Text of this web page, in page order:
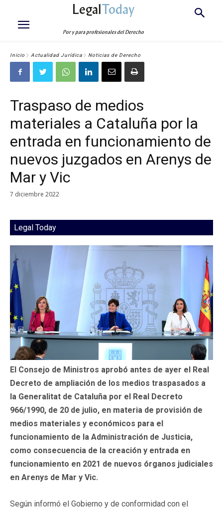
LegalToday
Por y para profesionales del Derecho
Inicio Actualidad Jurídica Noticias de Derecho
Traspaso de medios
materiales a Cataluña por la
entrada en funcionamiento de
nuevos juzgados en Arenys de
Mar y Vic
7 diciembre 2022
Legal Today
El Consejo de Ministros aprobó antes de ayer el Real
Decreto de ampliación de los medios traspasados a
la Generalitat de Cataluña por el Real Decreto
966/1990, de 20 de julio, en materia de provisión de
medios materiales y económicos para el
funcionamiento de la Administración de Justicia,
como consecuencia de la creación y entrada en
funcionamiento en 2021 de nuevos órganos judiciales
en Arenys de Mar y Vic.
Según informó el Gobierno y de conformidad con el